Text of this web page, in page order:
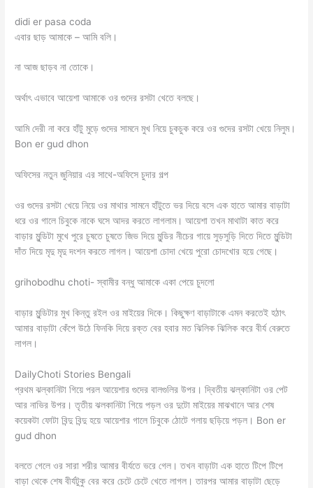
didi er pasa coda
এবার ছাড় আমাকে – আমি বলি।
না আজ ছাড়ব না তোকে।
অর্থাৎ এভাবে আয়েশা আমাকে ওর গুদের রসটা খেতে বলছে।
আমি দেরী না করে হাঁটু মুড়ে গুদের সামনে মুখ নিয়ে চুকচুক করে ওর গুদের রসটা খেয়ে নিলুম।
Bon er gud dhon
অফিসের নতুন জুনিয়ার এর সাথে-অফিসে চুদার গল্প
ওর গুদের রসটা খেয়ে নিয়ে ওর মাথার সামনে হাঁটুতে ভর দিয়ে বসে এক হাতে আমার বাড়াটা
ধরে ওর গালে চিবুকে নাকে ঘসে আদর করতে লাগলাম। আয়েশা তখন মাথাটা কাত করে
বাড়ার মুন্ডিটা মুখে পুরে চুষতে চুষতে জিভ দিয়ে মুন্ডির নীচের গায়ে সুড়সুড়ি দিতে দিতে মুন্ডিটা
দাঁত দিয়ে মৃদু মৃদু দংশন করতে লাগল। আয়েশা চোদা খেয়ে পুরো চোদখোর হয়ে গেছে।
grihobodhu choti- স্বামীর বন্ধু আমাকে একা পেয়ে চুদলো
বাড়ার মুন্ডিটার মুখ কিন্তু রইল ওর মাইয়ের দিকে। কিছুক্ষণ বাড়াটাকে এমন করতেই হঠাৎ
আমার বাড়াটা কেঁপে উঠে ফিনকি দিয়ে রক্ত বের হবার মত ঝিলিক ঝিলিক করে বীর্য বেরুতে
লাগল।
DailyChoti Stories Bengali
প্রথম ঝল্কানিটা গিয়ে পরল আয়েশার গুদের বালগুলির উপর। দ্বিতীয় ঝল্কানিটা ওর পেট
আর নাভির উপর। তৃতীয় ঝলকানিটা গিয়ে পড়ল ওর দুটো মাইয়ের মাঝখানে আর শেষ
কয়েকটা ফোটা বিন্দু বিন্দু হয়ে আয়েশার গালে চিবুকে ঠোটে গলায় ছড়িয়ে পড়ল। Bon er
gud dhon
বলতে গেলে ওর সারা শরীর আমার বীর্যতে ভরে গেল। তখন বাড়াটা এক হাতে টিপে টিপে
বাড়া থেকে শেষ বীর্যটুকু বের করে চেটে চেটে খেতে লাগল। তারপর আমার বাড়াটা ছেড়ে